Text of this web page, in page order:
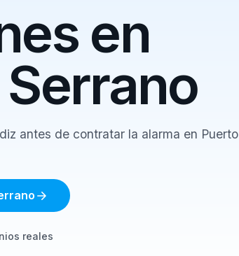
en
antes de contratar la alarma en Puerto
reales